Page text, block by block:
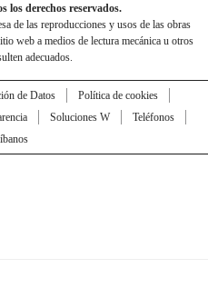
derechos reservados.
de las reproducciones y usos de las obras
web a medios de lectura mecánica u otros
adecuados.
de Datos
Política de cookies
Soluciones W
Teléfonos